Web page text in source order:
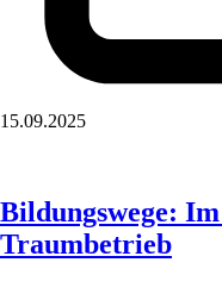
15.09.2025
Bildungswege:
Traumbetrieb